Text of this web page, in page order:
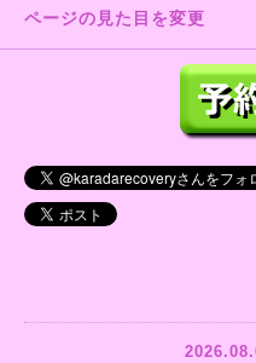
ページの見た目を変更